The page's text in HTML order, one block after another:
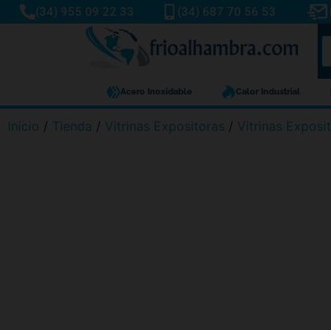
(34) 955 09 22 33 (34) 687 70 56 53
Acero Inoxidable Calor Industrial
Inicio / Tienda / Vitrinas Expositoras / Vitrinas